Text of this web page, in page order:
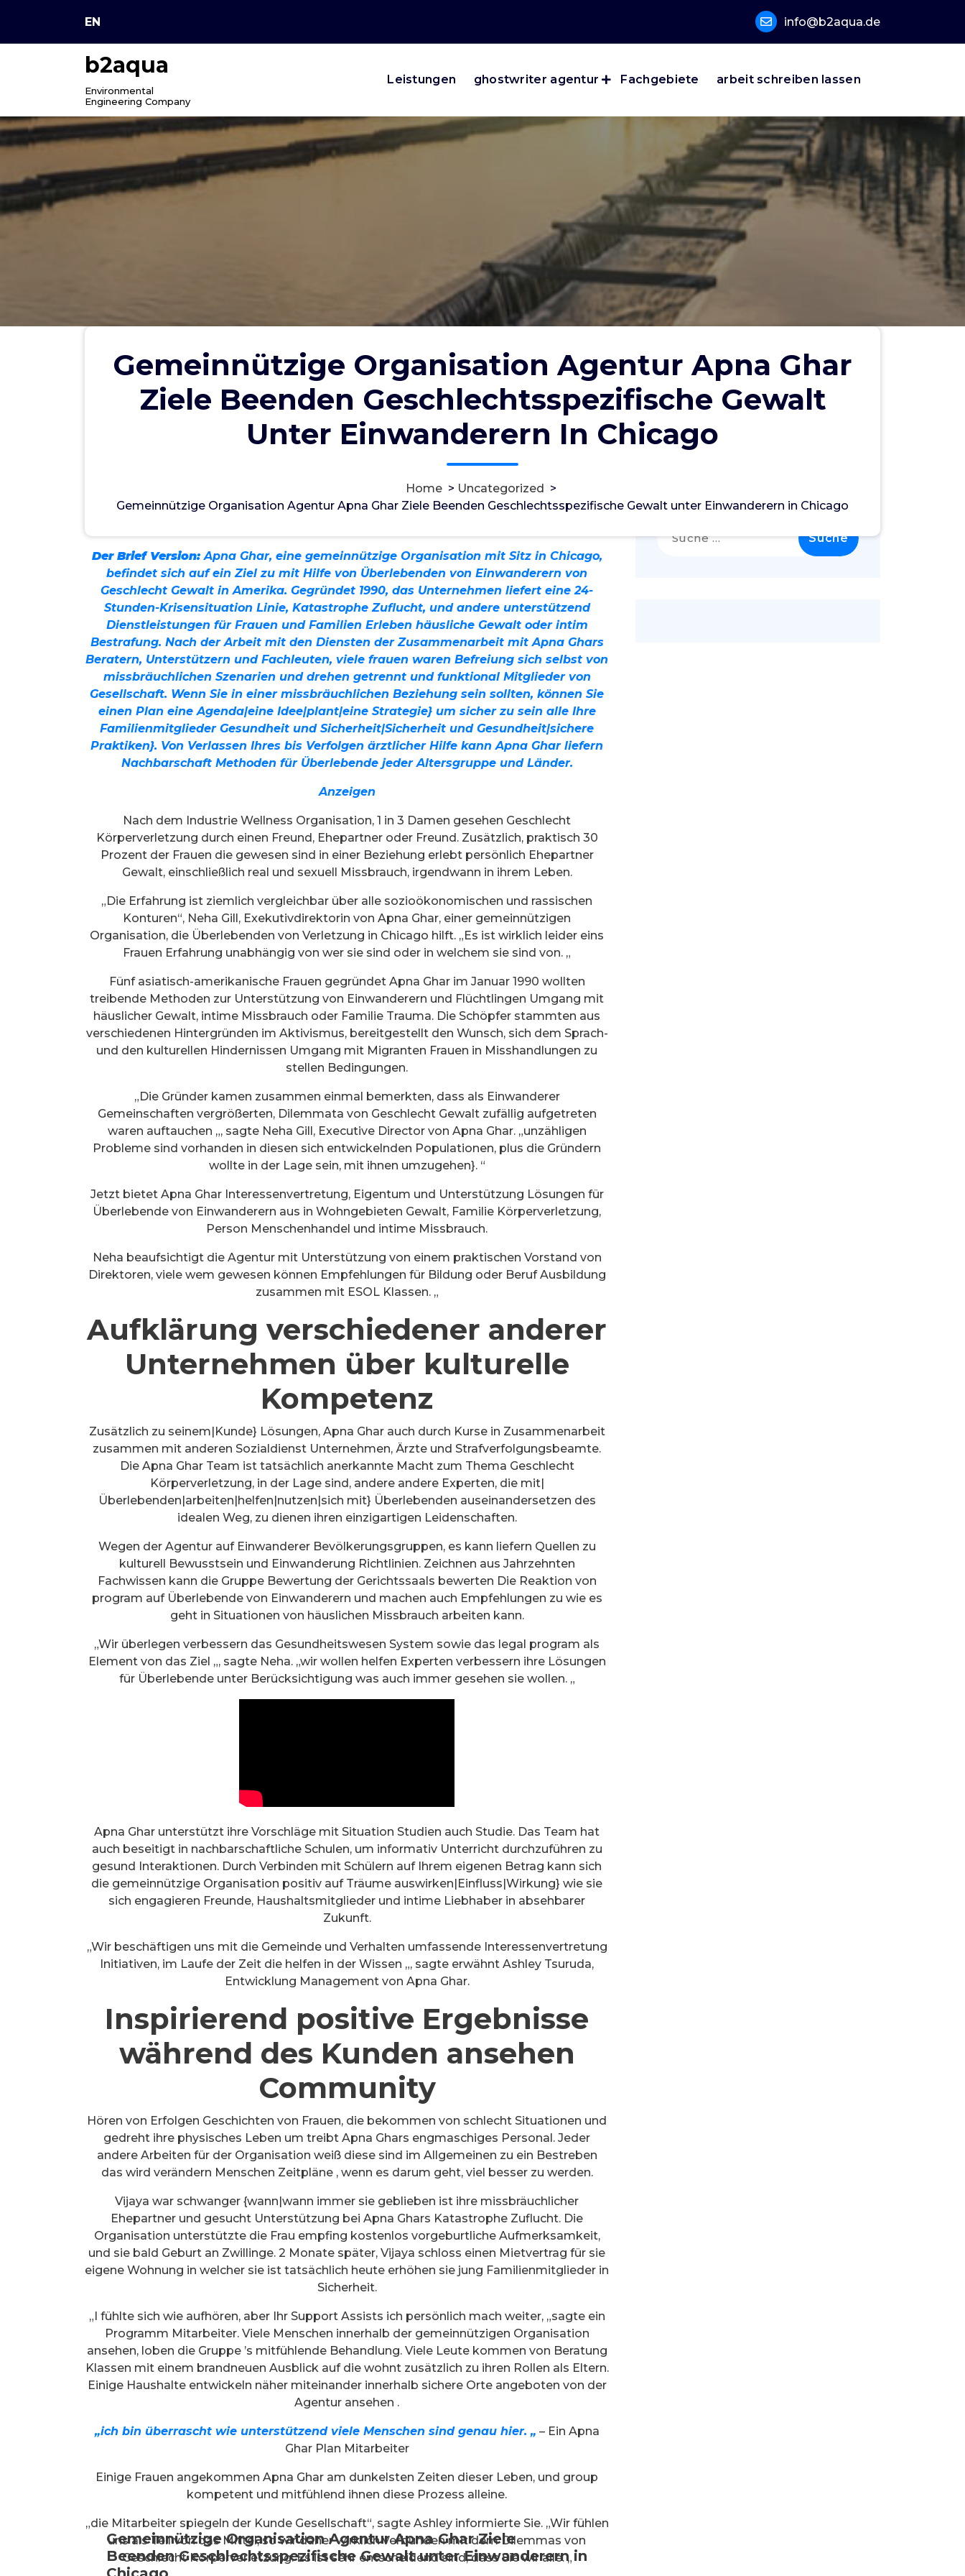
content
EN info@b2aqua.de
b2aqua
Environmental
Engineering Company
Leistungen ghostwriter agentur Fachgebiete arbeit schreiben lassen
Gemeinnützige Organisation Agentur Apna Ghar
Ziele Beenden Geschlechtsspezifische Gewalt
Unter Einwanderern In Chicago
Home > Uncategorized >
Gemeinnützige Organisation Agentur Apna Ghar Ziele Beenden Geschlechtsspezifische Gewalt unter Einwanderern in Chicago
30, Sep, 2024
Gemeinnützige Organisation Agentur Apna Ghar Ziele
Beenden Geschlechtsspezifische Gewalt unter Einwanderern in
Der Brief Version:Apna Ghar, eine gemeinnützige Organisation mit Sitz in Chicago,
befindet sich auf ein Ziel zu mit Hilfe von Überlebenden von Einwanderern von
Geschlecht Gewalt in Amerika. Gegründet 1990, das Unternehmen liefert eine 24-
Stunden-Krisensituation Linie, Katastrophe Zuflucht, und andere unterstützend
Dienstleistungen für Frauen und Familien Erleben häusliche Gewalt oder intim
Bestrafung. Nach der Arbeit mit den Diensten der Zusammenarbeit mit Apna Ghars
Beratern, Unterstützern und Fachleuten, viele frauen waren Befreiung sich selbst von
missbräuchlichen Szenarien und drehen getrennt und funktional Mitglieder von
Gesellschaft. Wenn Sie in einer missbräuchlichen Beziehung sein sollten, können Sie
einen Plan eine Agenda|eine Idee|plant|eine Strategie} um sicher zu sein alle Ihre
Familienmitglieder Gesundheit und Sicherheit|Sicherheit und Gesundheit|sichere
Praktiken}. Von Verlassen Ihres bis Verfolgen ärztlicher Hilfe kann Apna Ghar liefern
Nachbarschaft Methoden für Überlebende jeder Altersgruppe und Länder.
Anzeigen
Nach dem Industrie Wellness Organisation, 1 in 3 Damen gesehen Geschlecht
Körperverletzung durch einen Freund, Ehepartner oder Freund. Zusätzlich, praktisch 30
Prozent der Frauen die gewesen sind in einer Beziehung erlebt persönlich Ehepartner
Gewalt, einschließlich real und sexuell Missbrauch, irgendwann in ihrem Leben.
„Die Erfahrung ist ziemlich vergleichbar über alle sozioökonomischen und rassischen
Konturen“, Neha Gill, Exekutivdirektorin von Apna Ghar, einer gemeinnützigen
Organisation, die Überlebenden von Verletzung in Chicago hilft. „Es ist wirklich leider eins
Frauen Erfahrung unabhängig von wer sie sind oder in welchem sie sind von. „
Fünf asiatisch-amerikanische Frauen gegründet Apna Ghar im Januar 1990 wollten
treibende Methoden zur Unterstützung von Einwanderern und Flüchtlingen Umgang mit
häuslicher Gewalt, intime Missbrauch oder Familie Trauma. Die Schöpfer stammten aus
verschiedenen Hintergründen im Aktivismus, bereitgestellt den Wunsch, sich dem Sprach-
und den kulturellen Hindernissen Umgang mit Migranten Frauen in Misshandlungen zu
stellen Bedingungen.
„Die Gründer kamen zusammen einmal bemerkten, dass als Einwanderer
Gemeinschaften vergrößerten, Dilemmata von Geschlecht Gewalt zufällig aufgetreten
waren auftauchen „, sagte Neha Gill, Executive Director von Apna Ghar. „unzähligen
Probleme sind vorhanden in diesen sich entwickelnden Populationen, plus die Gründern
wollte in der Lage sein, mit ihnen umzugehen}. “
Jetzt bietet Apna Ghar Interessenvertretung, Eigentum und Unterstützung Lösungen für
Überlebende von Einwanderern aus in Wohngebieten Gewalt, Familie Körperverletzung,
Person Menschenhandel und intime Missbrauch.
Neha beaufsichtigt die Agentur mit Unterstützung von einem praktischen Vorstand von
Direktoren, viele wem gewesen können Empfehlungen für Bildung oder Beruf Ausbildung
zusammen mit ESOL Klassen. „
Aufklärung verschiedener anderer
Unternehmen über kulturelle
Kompetenz
Zusätzlich zu seinem|Kunde} Lösungen, Apna Ghar auch durch Kurse in Zusammenarbeit
zusammen mit anderen Sozialdienst Unternehmen, Ärzte und Strafverfolgungsbeamte.
Die Apna Ghar Team ist tatsächlich anerkannte Macht zum Thema Geschlecht
Körperverletzung, in der Lage sind, andere andere Experten, die mit|
Überlebenden|arbeiten|helfen|nutzen|sich mit} Überlebenden auseinandersetzen des
idealen Weg, zu dienen ihren einzigartigen Leidenschaften.
Wegen der Agentur auf Einwanderer Bevölkerungsgruppen, es kann liefern Quellen zu
kulturell Bewusstsein und Einwanderung Richtlinien. Zeichnen aus Jahrzehnten
Fachwissen kann die Gruppe Bewertung der Gerichtssaals bewerten Die Reaktion von
program auf Überlebende von Einwanderern und machen auch Empfehlungen zu wie es
geht in Situationen von häuslichen Missbrauch arbeiten kann.
„Wir überlegen verbessern das Gesundheitswesen System sowie das legal program als
Element von das Ziel „, sagte Neha. „wir wollen helfen Experten verbessern ihre Lösungen
für Überlebende unter Berücksichtigung was auch immer gesehen sie wollen. „
Apna Ghar unterstützt ihre Vorschläge mit Situation Studien auch Studie. Das Team hat
auch beseitigt in nachbarschaftliche Schulen, um informativ Unterricht durchzuführen zu
gesund Interaktionen. Durch Verbinden mit Schülern auf Ihrem eigenen Betrag kann sich
die gemeinnützige Organisation positiv auf Träume auswirken|Einfluss|Wirkung} wie sie
sich engagieren Freunde, Haushaltsmitglieder und intime Liebhaber in absehbarer
Zukunft.
„Wir beschäftigen uns mit die Gemeinde und Verhalten umfassende Interessenvertretung
Initiativen, im Laufe der Zeit die helfen in der Wissen „, sagte erwähnt Ashley Tsuruda,
Entwicklung Management von Apna Ghar.
Inspirierend positive Ergebnisse
während des Kunden ansehen
Community
Hören von Erfolgen Geschichten von Frauen, die bekommen von schlecht Situationen und
gedreht ihre physisches Leben um treibt Apna Ghars engmaschiges Personal. Jeder
andere Arbeiten für der Organisation weiß diese sind im Allgemeinen zu ein Bestreben
das wird verändern Menschen Zeitpläne , wenn es darum geht, viel besser zu werden.
Vijaya war schwanger {wann|wann immer sie geblieben ist ihre missbräuchlicher
Ehepartner und gesucht Unterstützung bei Apna Ghars Katastrophe Zuflucht. Die
Organisation unterstützte die Frau empfing kostenlos vorgeburtliche Aufmerksamkeit,
und sie bald Geburt an Zwillinge. 2 Monate später, Vijaya schloss einen Mietvertrag für sie
eigene Wohnung in welcher sie ist tatsächlich heute erhöhen sie jung Familienmitglieder in
Sicherheit.
„I fühlte sich wie aufhören, aber Ihr Support Assists ich persönlich mach weiter, „sagte ein
Programm Mitarbeiter. Viele Menschen innerhalb der gemeinnützigen Organisation
ansehen, loben die Gruppe ’s mitfühlende Behandlung. Viele Leute kommen von Beratung
Klassen mit einem brandneuen Ausblick auf die wohnt zusätzlich zu ihren Rollen als Eltern.
Einige Haushalte entwickeln näher miteinander innerhalb sichere Orte angeboten von der
Agentur ansehen .
„ich bin überrascht wie unterstützend viele Menschen sind genau hier. „ – Ein Apna
Ghar Plan Mitarbeiter
Einige Frauen angekommen Apna Ghar am dunkelsten Zeiten dieser Leben, und group
kompetent und mitfühlend ihnen diese Prozess alleine.
„die Mitarbeiter spiegeln der Kunde Gesellschaft“, sagte Ashley informierte Sie. „Wir fühlen
uns als Teil von das Mittel, so wir daher wirklich verbunden mit dem Dilemmas von
Geschlecht Körperverletzung. Es ist sehr entscheidend sind, dass Sie wir alle. „
nach: